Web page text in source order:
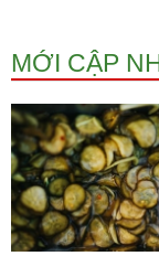
MỚI CẬP